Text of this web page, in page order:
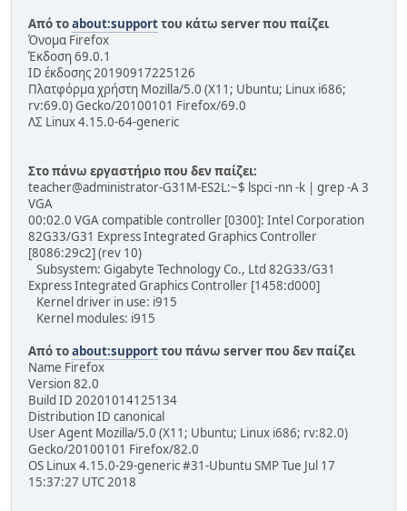
Από τοabout:supportτου κάτω server που παίζει
Όνομα Firefox
Έκδοση 69.0.1
ID έκδοσης 20190917225126
Πλατφόρμα χρήστη Mozilla/5.0 (X11; Ubuntu; Linux i686;
rv:69.0) Gecko/20100101 Firefox/69.0
ΛΣ Linux 4.15.0-64-generic
Στο πάνω εργαστήριο που δεν παίζει:
teacher@administrator-G31M-ES2L:~$ lspci -nn -k | grep -A 3
VGA
00:02.0 VGA compatible controller [0300]: Intel Corporation
82G33/G31 Express Integrated Graphics Controller
[8086:29c2] (rev 10)
Subsystem: Gigabyte Technology Co., Ltd 82G33/G31
Express Integrated Graphics Controller [1458:d000]
Kernel driver in use: i915
Kernel modules: i915
Από τοabout:supportτου πάνω server που δεν παίζει
Name Firefox
Version 82.0
Build ID 20201014125134
Distribution ID canonical
User Agent Mozilla/5.0 (X11; Ubuntu; Linux i686; rv:82.0)
Gecko/20100101 Firefox/82.0
OS Linux 4.15.0-29-generic #31-Ubuntu SMP Tue Jul 17
15:37:27 UTC 2018